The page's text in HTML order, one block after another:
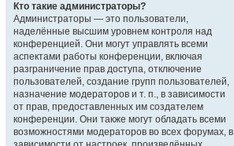
Кто такие администраторы?
Администраторы — это пользователи,
наделённые высшим уровнем контроля над
конференцией. Они могут управлять всеми
аспектами работы конференции, включая
разграничение прав доступа, отключение
пользователей, создание групп пользователей,
назначение модераторов и т. п., в зависимости
от прав, предоставленных им создателем
конференции. Они также могут обладать всеми
возможностями модераторов во всех форумах, в